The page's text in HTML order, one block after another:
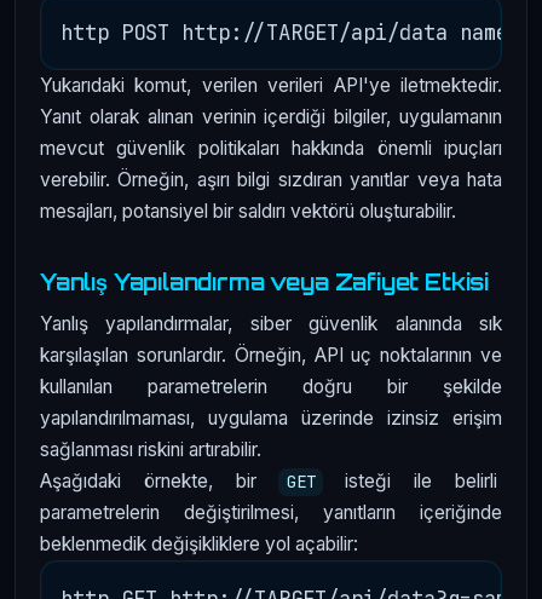
Yukarıdaki komut, verilen verileri API'ye iletmektedir.
Yanıt olarak alınan verinin içerdiği bilgiler, uygulamanın
mevcut güvenlik politikaları hakkında önemli ipuçları
verebilir. Örneğin, aşırı bilgi sızdıran yanıtlar veya hata
mesajları, potansiyel bir saldırı vektörü oluşturabilir.
Yanlış Yapılandırma veya Zafiyet Etkisi
Yanlış yapılandırmalar, siber güvenlik alanında sık
karşılaşılan sorunlardır. Örneğin, API uç noktalarının ve
kullanılan parametrelerin doğru bir şekilde
yapılandırılmaması, uygulama üzerinde izinsiz erişim
sağlanması riskini artırabilir.
Aşağıdaki örnekte, bir
GET
isteği ile belirli
parametrelerin değiştirilmesi, yanıtların içeriğinde
beklenmedik değişikliklere yol açabilir: